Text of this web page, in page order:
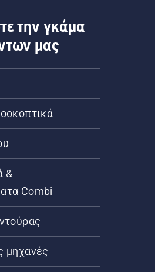
την γκάμα
μας
&
Combi
μηχανές